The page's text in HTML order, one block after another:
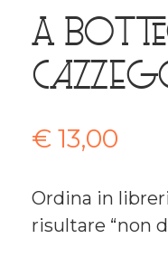
A
€ 13,00
Ordina in
risultare “non